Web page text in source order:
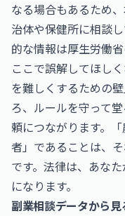
なる場合もあるため
治体や保健所に相談
的な情報は厚生労働省
ここで誤解してほし
を難しくするための
ろ、ルールを守って
頼につながります。
者」であることは、
です。法律は、あな
になります。
副業相談データから